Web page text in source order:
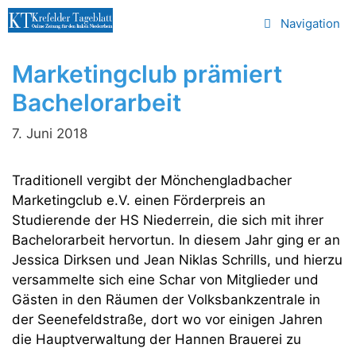
Zum
Inhalt
Navigation
Marketingclub prämiert
Bachelorarbeit
7. Juni 2018
Traditionell vergibt der Mönchengladbacher
Marketingclub e.V. einen Förderpreis an
Studierende der HS Niederrein, die sich mit ihrer
Bachelorarbeit hervortun. In diesem Jahr ging er an
Jessica Dirksen und Jean Niklas Schrills, und hierzu
versammelte sich eine Schar von Mitglieder und
Gästen in den Räumen der Volksbankzentrale in
der Seenefeldstraße, dort wo vor einigen Jahren
die Hauptverwaltung der Hannen Brauerei zu